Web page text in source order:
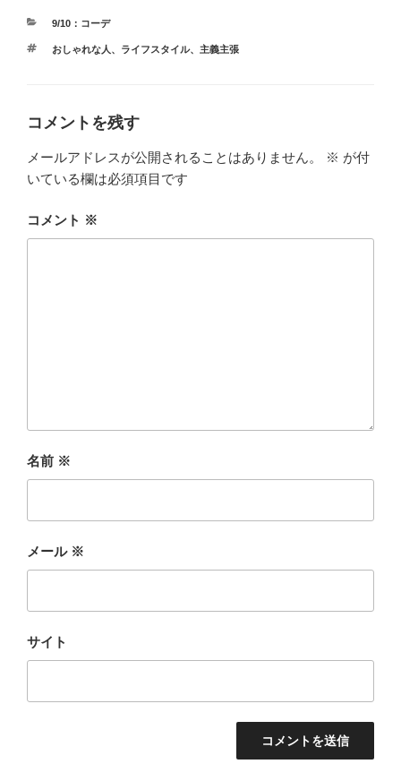
カ
ゴ
9/10：コーデ
タ
おしゃれな人 、 ライフスタイル、 主義主張
コメントを残す
メールアドレスが公開されることはありません。 ※ が付
いている欄は必須項目です
コメント ※
名前 ※
メール ※
サイト